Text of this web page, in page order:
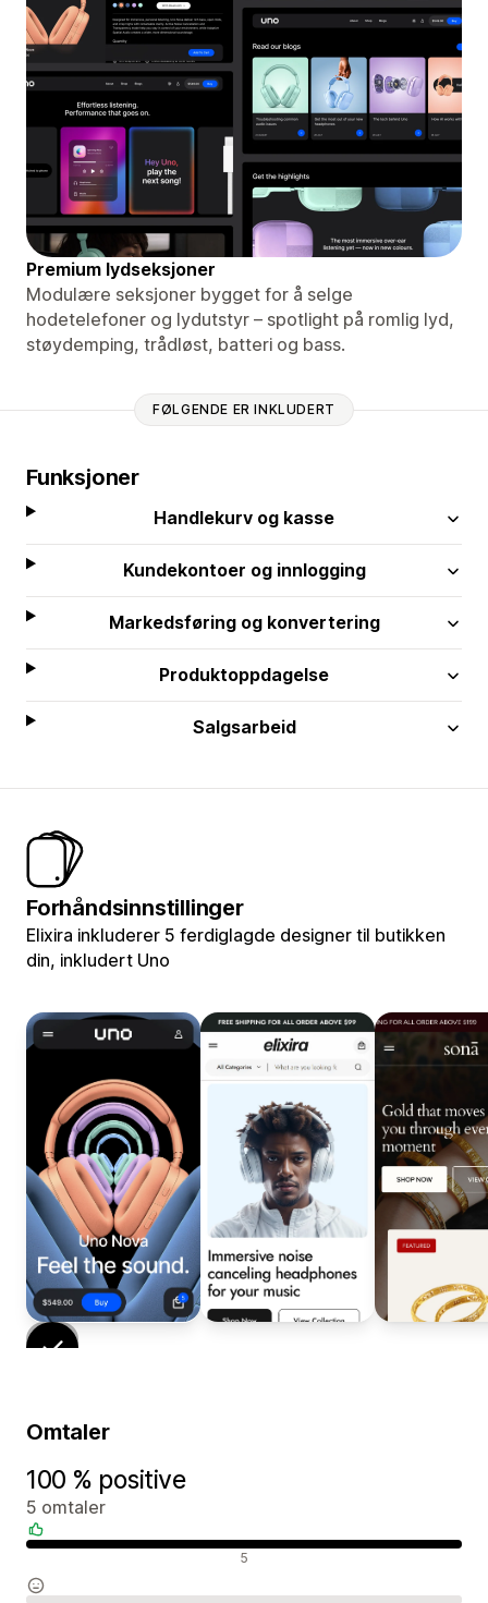
Premium lydseksjoner
Modulære seksjoner bygget for å selge
hodetelefoner og lydutstyr – spotlight på romlig lyd,
støydemping, trådløst, batteri og bass.
FØLGENDE ER INKLUDERT
Funksjoner
Handlekurv og kasse
Kundekontoer og innlogging
Markedsføring og konvertering
Produktoppdagelse
Salgsarbeid
Forhåndsinnstillinger
Elixira inkluderer 5 ferdiglagde designer til butikken
din, inkludert Uno
Omtaler
100 % positive
5 omtaler
5